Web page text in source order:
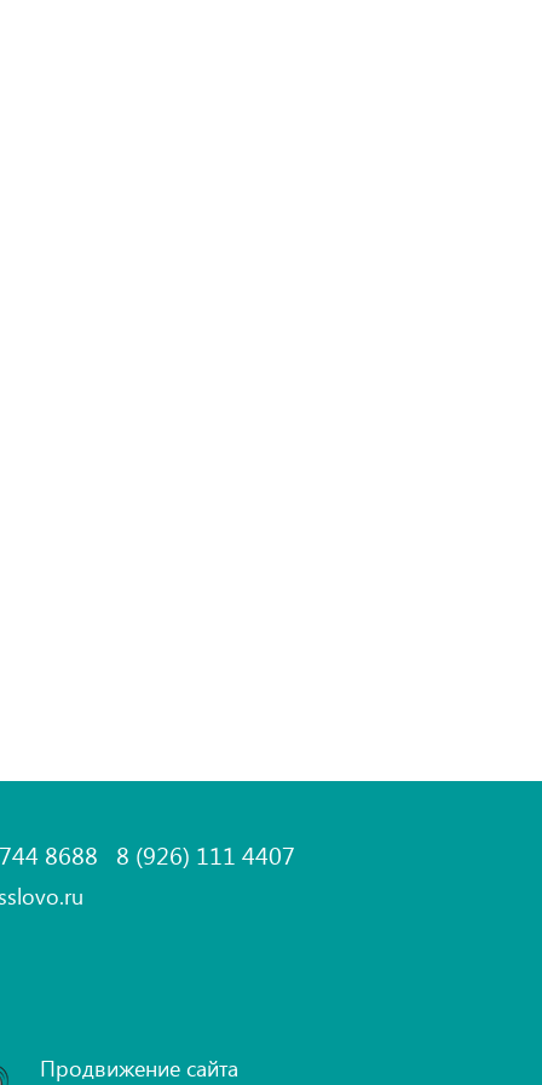
8688 8 (926) 111 4407
Продвижение сайта